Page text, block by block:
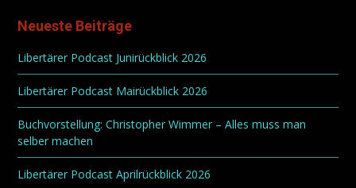
Neueste Beiträge
Libertärer Podcast Junirückblick 2026
Libertärer Podcast Mairückblick 2026
Buchvorstellung: Christopher Wimmer – Alles muss man
selber machen
Libertärer Podcast Aprilrückblick 2026